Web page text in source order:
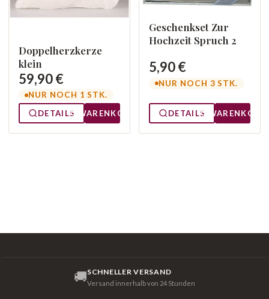
Doppelherzkerze
klein
59,90 €
NUR NOCH 1 STK.
DETAILS
WARENKORB
Geschenkset Zur
Hochzeit Spruch 2
5,90 €
NUR NOCH 3 STK.
DETAILS WARENKORB
🚚SCHNELLER VERSAND
Versand innerhalb von 24 Stunden